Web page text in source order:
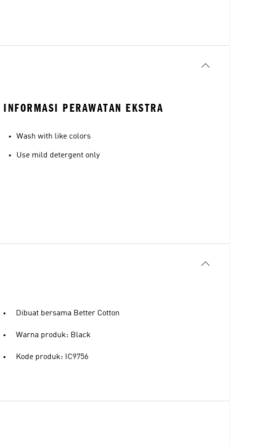
INFORMASI PERAWATAN EKSTRA
Wash with like colors
Use mild detergent only
Dibuat bersama Better Cotton
Warna produk: Black
Kode produk: IC9756